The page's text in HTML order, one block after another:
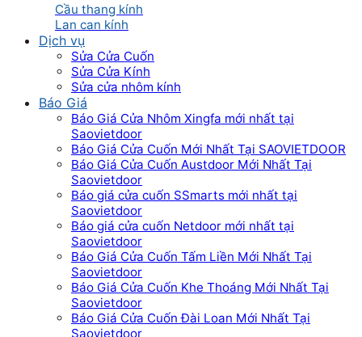
Cầu thang kính
Lan can kính
Dịch vụ
Sửa Cửa Cuốn
Sửa Cửa Kính
Sửa cửa nhôm kính
Báo Giá
Báo Giá Cửa Nhôm Xingfa mới nhất tại
Saovietdoor
Báo Giá Cửa Cuốn Mới Nhất Tại SAOVIETDOOR
Báo Giá Cửa Cuốn Austdoor Mới Nhất Tại
Saovietdoor
Báo giá cửa cuốn SSmarts mới nhất tại
Saovietdoor
Báo giá cửa cuốn Netdoor mới nhất tại
Saovietdoor
Báo Giá Cửa Cuốn Tấm Liền Mới Nhất Tại
Saovietdoor
Báo Giá Cửa Cuốn Khe Thoáng Mới Nhất Tại
Saovietdoor
Báo Giá Cửa Cuốn Đài Loan Mới Nhất Tại
Saovietdoor